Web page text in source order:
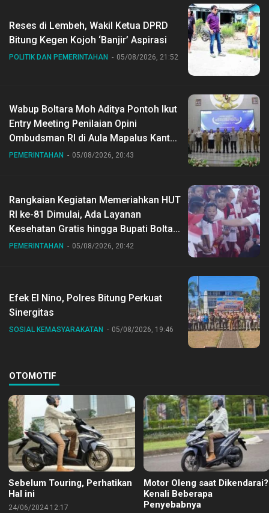
Reses di Lembeh, Wakil Ketua DPRD
Bitung Kegen Kojoh ‘Banjir’ Aspirasi
POLITIK DAN PEMERINTAHAN 05/08/2026, 21:52
Wabup Boltara Moh Aditya Pontoh Ikut
Entry Meeting Penilaian Opini
Ombudsman RI di Aula Mapalus Kantur
Gubernur Sulut
PEMERINTAHAN 05/08/2026, 20:43
Rangkaian Kegiatan Memeriahkan HUT
RI ke-81 Dimulai, Ada Layanan
Kesehatan Gratis hingga Bupati Boltara
Dr Sirajudin Lasena Ikut Jalan Sehat
PEMERINTAHAN 05/08/2026, 20:42
Efek El Nino, Polres Bitung Perkuat
Sinergitas
SOSIAL KEMASYARAKATAN 05/08/2026, 19:46
OTOMOTIF
Sebelum Touring, Perhatikan
Hal ini
24/06/2024 12:17
Motor Oleng saat Dikendarai?
Kenali Beberapa
Penyebabnya